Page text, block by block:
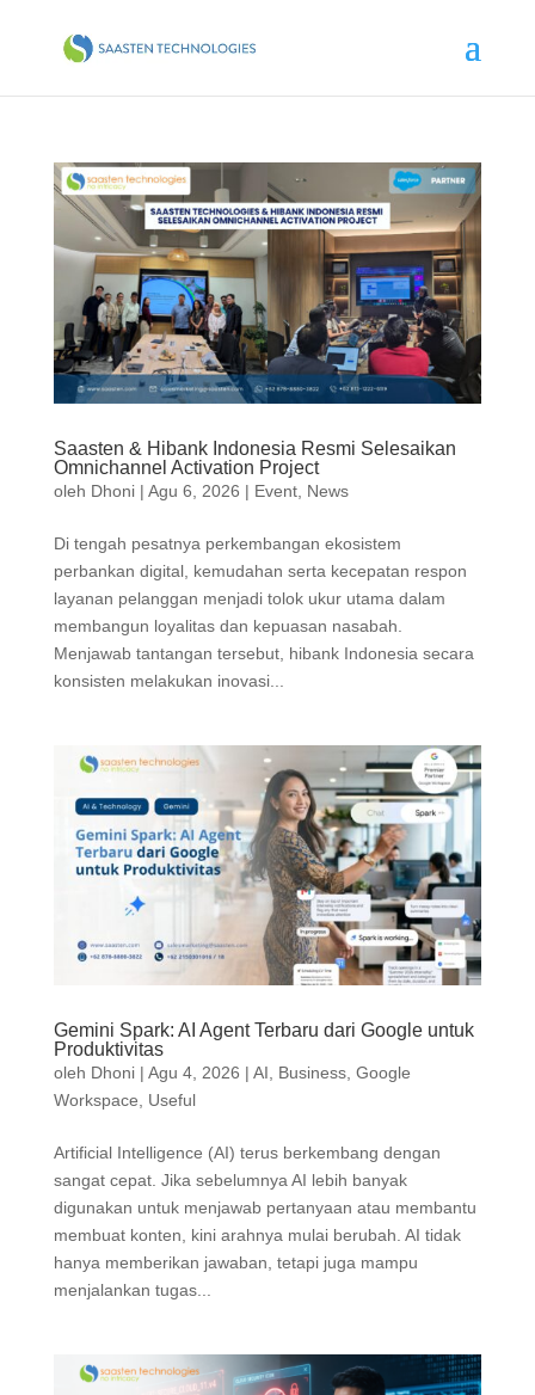
Saasten & Hibank Indonesia Resmi Selesaikan
Omnichannel Activation Project
oleh Dhoni| Agu 6, 2026 | Event, News
Di tengah pesatnya perkembangan ekosistem
perbankan digital, kemudahan serta kecepatan respon
layanan pelanggan menjadi tolok ukur utama dalam
membangun loyalitas dan kepuasan nasabah.
Menjawab tantangan tersebut, hibank Indonesia secara
konsisten melakukan inovasi...
Gemini Spark: AI Agent Terbaru dari Google untuk
Produktivitas
oleh Dhoni| Agu 4, 2026 | AI Business, Google
Workspace
Useful
Artificial Intelligence (AI) terus berkembang dengan
sangat cepat. Jika sebelumnya AI lebih banyak
digunakan untuk menjawab pertanyaan atau membantu
membuat konten, kini arahnya mulai berubah. AI tidak
hanya memberikan jawaban, tetapi juga mampu
menjalankan tugas...